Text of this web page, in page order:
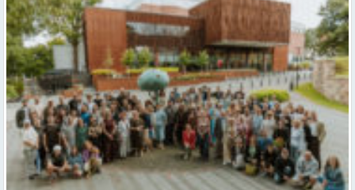
Valmieras teātris uzsāk 104. sezonu – par varu, brīvību